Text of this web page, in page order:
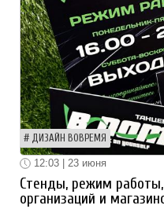
ДИЗАЙН ВОВРЕМЯ
12:03 | 23 июня
Стенды, режим
организаций и